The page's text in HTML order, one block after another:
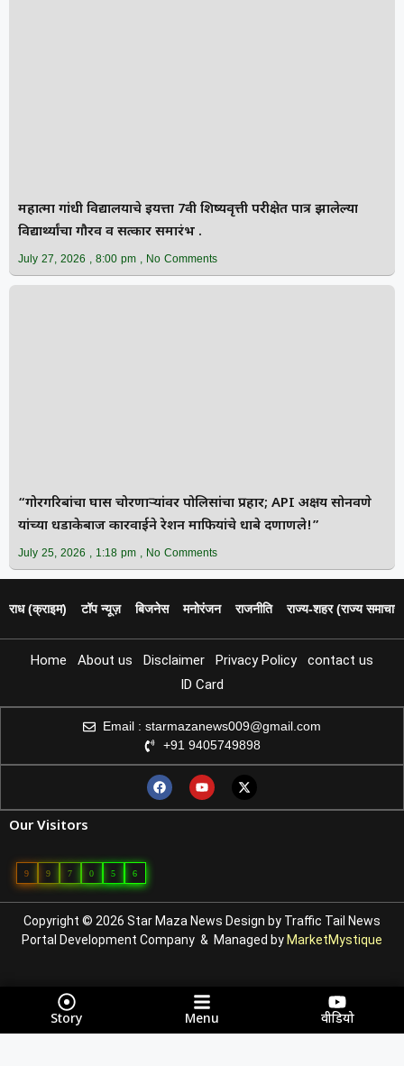
महात्मा गांधी विद्यालयाचे इयत्ता 7वी शिष्यवृत्ती परीक्षेत पात्र झालेल्या
विद्यार्थ्यांचा गौरव व सत्कार समारंभ .
July 27, 2026 8:00 pm No Comments
“गोरगरिबांचा घास चोरणाऱ्यांवर पोलिसांचा प्रहार; API अक्षय सोनवणे
यांच्या धडाकेबाज कारवाईने रेशन माफियांचे धाबे दणाणले!”
July 25, 2026 1:18 pm No Comments
(क्राइम) टॉप न्यूज़ बिजनेस मनोरंजन राजनीति राज्य‑शहर (राज्य समाचार)
Home About us Disclaimer Privacy Policy
contact us
ID Card
Email : starmazanews009@gmail.com
+91 9405749898
Our Visitors
9 9 7 0 5 6
Copyright © 2026 Star Maza News Design by Traffic Tail News
Portal Development Company & Managed by MarketMystique
Story Menu वीडियो